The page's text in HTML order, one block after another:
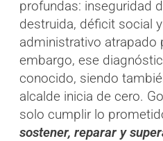
profundas: inseguridad
destruida, déficit social
administrativo atrapado
embargo, ese
conocido, siendo
alcalde inicia de cero.
solo cumplir lo
sostener, reparar y